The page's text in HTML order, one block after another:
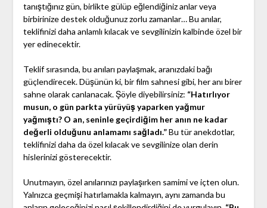
tanıştığınız gün, birlikte gülüp eğlendiğiniz anlar veya
birbirinize destek olduğunuz zorlu zamanlar… Bu anılar,
teklifinizi daha anlamlı kılacak ve sevgilinizin kalbinde özel bir
yer edinecektir.
Teklif sırasında, bu anıları paylaşmak, aranızdaki bağı
güçlendirecek. Düşünün ki, bir film sahnesi gibi, her anı birer
sahne olarak canlanacak. Şöyle diyebilirsiniz: “Hatırlıyor
musun, o gün parkta yürüyüş yaparken yağmur
yağmıştı? O an, seninle geçirdiğim her anın ne kadar
değerli olduğunu anlamamı sağladı.”Bu tür anekdotlar,
teklifinizi daha da özel kılacak ve sevgilinize olan derin
hislerinizi gösterecektir.
Unutmayın, özel anılarınızı paylaşırken samimi ve içten olun.
Yalnızca geçmişi hatırlamakla kalmayın, aynı zamanda bu